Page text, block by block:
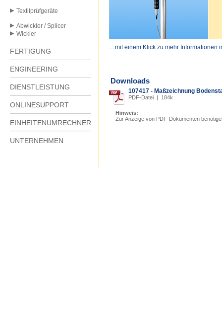
Textilprüfgeräte
Abwickler / Splicer
Wickler
FERTIGUNG
ENGINEERING
DIENSTLEISTUNG
ONLINESUPPORT
EINHEITENUMRECHNER
UNTERNEHMEN
... mit einem Klick zu mehr Informationen
Downloads
107417 - Maßzeichnung
PDF-Datei | 184k
Hinweis:
Zur Anzeige von PDF-Dokumenten